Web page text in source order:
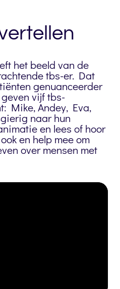
het beeld van de
tbs-er. Dat
genuanceerder
vijf tbs-
Mike, Andey, Eva,
naar hun
en lees of hoor
en help mee om
over mensen met